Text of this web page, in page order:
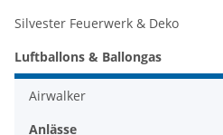
Silvester Feuerwerk & Deko
Luftballons & Ballongas
Airwalker
Anlässe